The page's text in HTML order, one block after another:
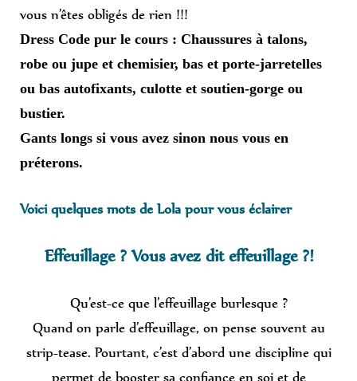
vous n’êtes obligés de rien !!!
Dress Code pur le cours : Chaussures à talons,
robe ou jupe et chemisier, bas et porte-jarretelles
ou bas autofixants, culotte et soutien-gorge ou
bustier.
Gants longs si vous avez sinon nous vous en
préterons.
Voici quelques mots de Lola pour vous éclairer
Effeuillage ? Vous avez dit effeuillage ?!
Qu’est-ce que l’effeuillage burlesque ?
Quand on parle d’effeuillage, on pense souvent au
strip-tease. Pourtant, c’est d’abord une discipline qui
permet de booster sa confiance en soi et de